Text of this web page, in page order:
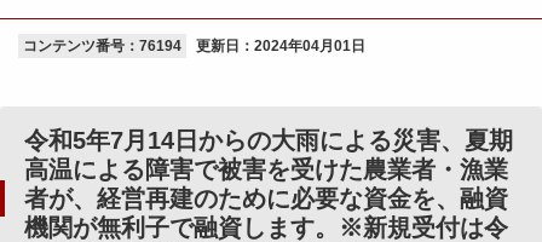
コンテンツ番号：76194 更新日： 2024年04月01日
令和5年7月14日からの大雨による災害、夏期
高温による障害で被害を受けた農業者・漁業
者が、経営再建のために必要な資金を、融資
機関が無利子で融資します。※新規受付は令